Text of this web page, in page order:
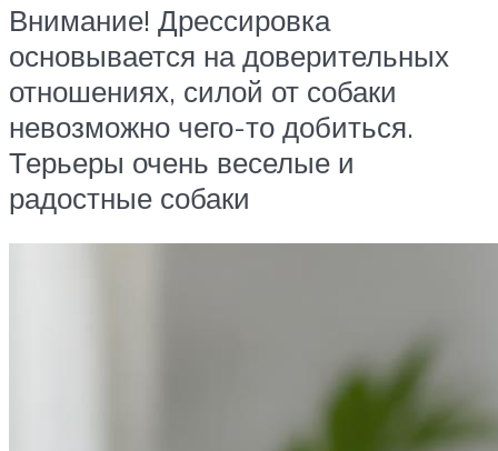
Внимание! Дрессировка
основывается на доверительных
отношениях, силой от собаки
невозможно чего-то добиться.
Терьеры очень веселые и
радостные собаки